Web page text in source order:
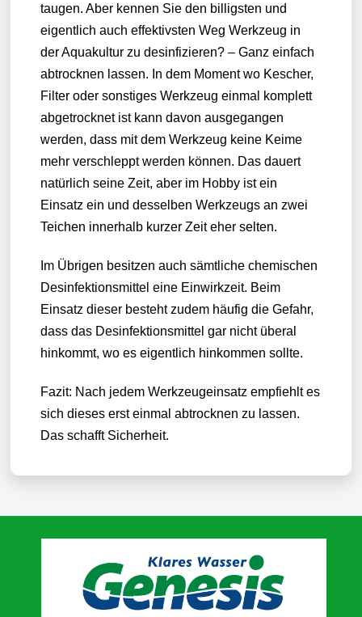
taugen. Aber kennen Sie den billigsten und
eigentlich auch effektivsten Weg Werkzeug in
der Aquakultur zu desinfizieren? – Ganz einfach
abtrocknen lassen. In dem Moment wo Kescher,
Filter oder sonstiges Werkzeug einmal komplett
abgetrocknet ist kann davon ausgegangen
werden, dass mit dem Werkzeug keine Keime
mehr verschleppt werden können. Das dauert
natürlich seine Zeit, aber im Hobby ist ein
Einsatz ein und desselben Werkzeugs an zwei
Teichen innerhalb kurzer Zeit eher selten.
Im Übrigen besitzen auch sämtliche chemischen
Desinfektionsmittel eine Einwirkzeit. Beim
Einsatz dieser besteht zudem häufig die Gefahr,
dass das Desinfektionsmittel gar nicht überal
hinkommt, wo es eigentlich hinkommen sollte.
Fazit: Nach jedem Werkzeugeinsatz empfiehlt es
sich dieses erst einmal abtrocknen zu lassen.
Das schafft Sicherheit.